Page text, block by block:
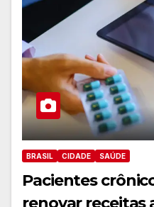
BRASIL CIDADE SAÚDE
Pacientes
renovar